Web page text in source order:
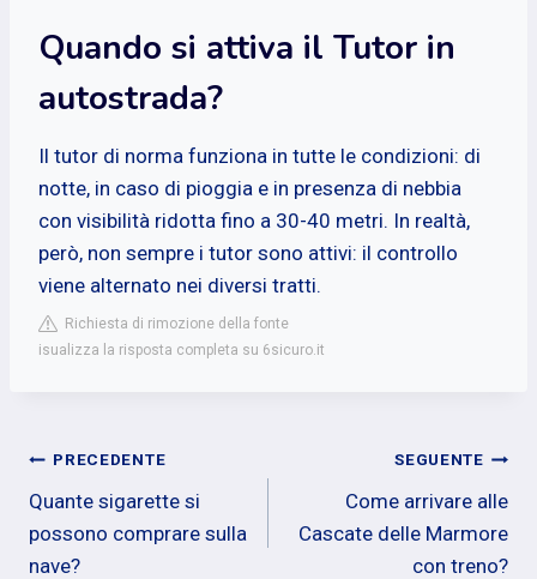
Quando si attiva il Tutor in
autostrada?
Il tutor di norma funziona in tutte le condizioni: di
notte, in caso di pioggia e in presenza di nebbia
con visibilità ridotta fino a 30-40 metri. In realtà,
però, non sempre i tutor sono attivi: il controllo
viene alternato nei diversi tratti.
Richiesta di rimozione della fonte
isualizza la risposta completa su 6sicuro.it
Navigazione
articoli
PRECEDENTE
Quante sigarette si
possono comprare sulla
nave?
SEGUENTE
Come arrivare alle
Cascate delle Marmore
con treno?